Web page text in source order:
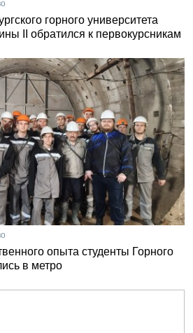
горного университета
II обратился к первокурсникам
опыта студенты Горного
в метро